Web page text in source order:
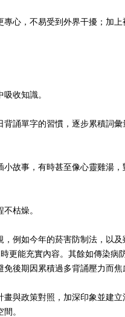
心，不易受到外界干擾；加
收知識。
誦單字的習慣，逐步累積詞
故事，有時甚至像心靈雞湯
枯燥。
例如今年的菸害防制法，以
更能充實內容。其餘如傳染病
後期因累積過多背誦壓力而焦
與政策對照，加深印象並建
間。